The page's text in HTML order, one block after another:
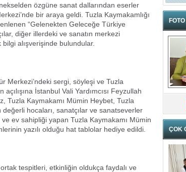
özgüne sanat dallarından eserler
bir araya geldi. Tuzla Kaymakamlığı
“Gelenekten Geleceğe Türkiye
diğer illerdeki ve sanatın merkezi
alışverişinde bulundular.
Merkezi’ndeki sergi, söyleşi ve Tuzla
İstanbul Vali Yardımcısı Feyzullah
Tuzla Kaymakamı Mümin Heybet, Tuzla
değerli hocaları, sanatçılar ve sanatseverler
ve ev sahipliği yapan Tuzla Kaymakamı Mümin
yazılı olduğu hat tablolar hediye edildi.
tespitleri, etkinliğin oldukça faydalı ve
ÇOK